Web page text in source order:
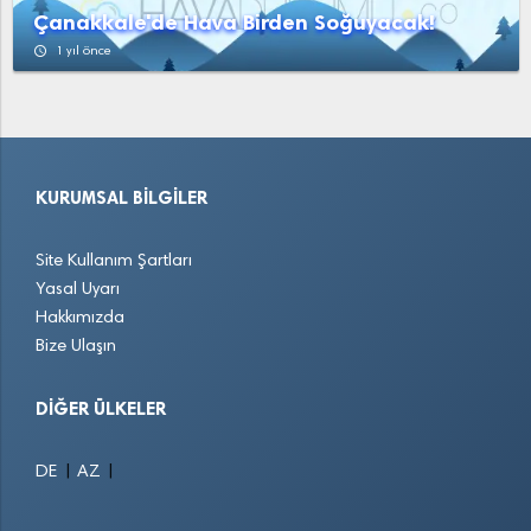
Çanakkale'de Hava Birden Soğuyacak!
access_time 1 yıl önce
KURUMSAL BILGILER
Site Kullanım Şartları
Yasal Uyarı
Hakkımızda
Bize Ulaşın
DIĞER ÜLKELER
DE AZ